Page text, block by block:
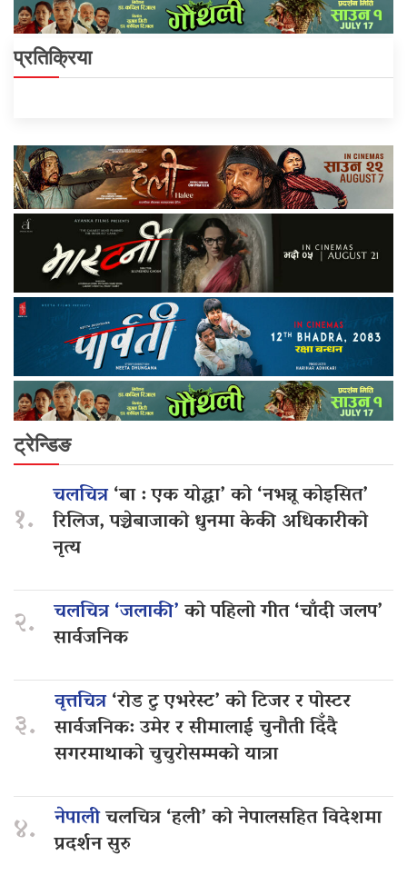
प्रतिक्रिया
ट्रेन्डिङ
१.
चलचित्र‘बा : एक योद्धा’ को ‘नभन्नू कोइसित’
रिलिज, पञ्चेबाजाको धुनमा केकी अधिकारीको
नृत्य
२. चलचित्र ‘जलाकी’को पहिलो गीत ‘चाँदी जलप’
सार्वजनिक
३.
वृत्तचित्र‘रोड टु एभरेस्ट’ को टिजर र पोस्टर
सार्वजनिक: उमेर र सीमालाई चुनौती दिँदै
सगरमाथाको चुचुरोसम्मको यात्रा
४. नेपालीचलचित्र ‘हली’ को नेपालसहित विदेशमा
प्रदर्शन सुरु